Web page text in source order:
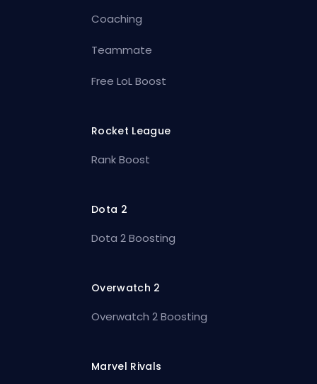
Coaching
Teammate
Free LoL Boost
Rocket League
Rank Boost
Dota 2
Dota 2 Boosting
Overwatch 2
Overwatch 2 Boosting
Marvel Rivals